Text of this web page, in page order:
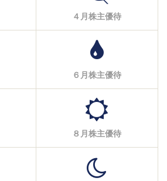
４月株主優待
６月株主優待
８月株主優待